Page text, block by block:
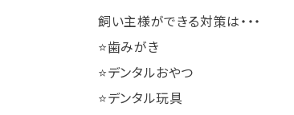
飼い主様ができる対策は・・・
⭐歯みがき
⭐デンタルおやつ
⭐デンタル玩具